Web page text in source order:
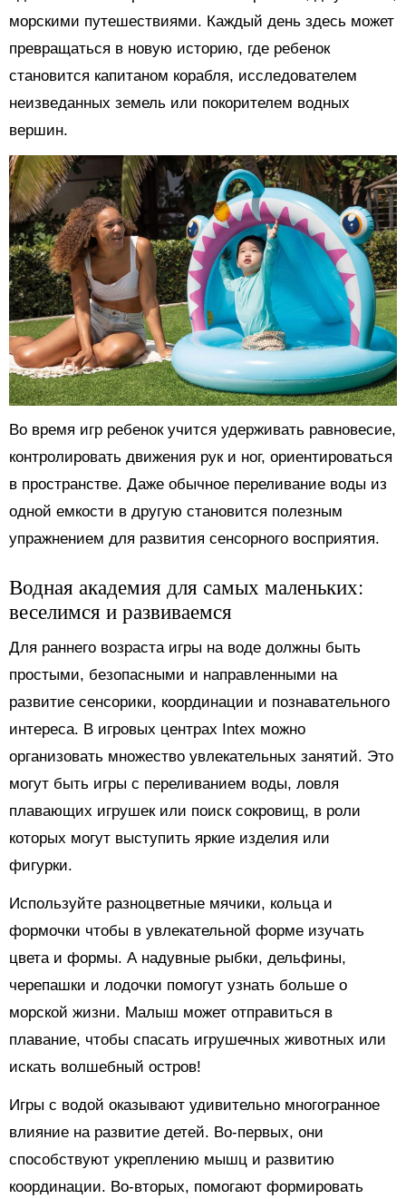
морскими путешествиями. Каждый день здесь может
превращаться в новую историю, где ребенок
становится капитаном корабля, исследователем
неизведанных земель или покорителем водных
вершин.
Во время игр ребенок учится удерживать равновесие,
контролировать движения рук и ног, ориентироваться
в пространстве. Даже обычное переливание воды из
одной емкости в другую становится полезным
упражнением для развития сенсорного восприятия.
Водная академия для самых маленьких:
веселимся и развиваемся
Для раннего возраста игры на воде должны быть
простыми, безопасными и направленными на
развитие сенсорики, координации и познавательного
интереса. В игровых центрах Intex можно
организовать множество увлекательных занятий. Это
могут быть игры с переливанием воды, ловля
плавающих игрушек или поиск сокровищ, в роли
которых могут выступить яркие изделия или
фигурки.
Используйте разноцветные мячики, кольца и
формочки чтобы в увлекательной форме изучать
цвета и формы. А надувные рыбки, дельфины,
черепашки и лодочки помогут узнать больше о
морской жизни. Малыш может отправиться в
плавание, чтобы спасать игрушечных животных или
искать волшебный остров!
Игры с водой оказывают удивительно многогранное
влияние на развитие детей. Во-первых, они
способствуют укреплению мышц и развитию
координации. Во-вторых, помогают формировать